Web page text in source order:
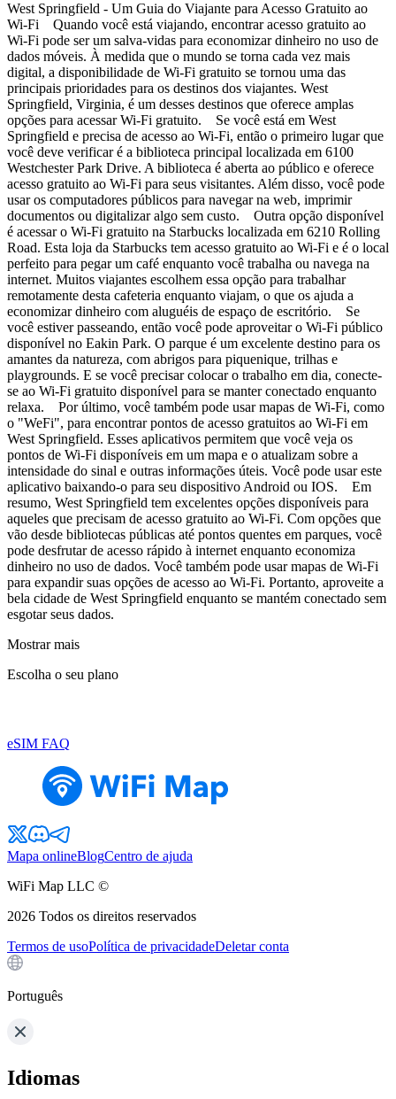
West Springfield - Um Guia do Viajante para Acesso Gratuito ao
Wi-Fi Quando você está viajando, encontrar acesso gratuito ao
Wi-Fi pode ser um salva-vidas para economizar dinheiro no uso de
dados móveis. À medida que o mundo se torna cada vez mais
digital, a disponibilidade de Wi-Fi gratuito se tornou uma das
principais prioridades para os destinos dos viajantes. West
Springfield, Virginia, é um desses destinos que oferece amplas
opções para acessar Wi-Fi gratuito. Se você está em West
Springfield e precisa de acesso ao Wi-Fi, então o primeiro lugar que
você deve verificar é a biblioteca principal localizada em 6100
Westchester Park Drive. A biblioteca é aberta ao público e oferece
acesso gratuito ao Wi-Fi para seus visitantes. Além disso, você pode
usar os computadores públicos para navegar na web, imprimir
documentos ou digitalizar algo sem custo. Outra opção disponível
é acessar o Wi-Fi gratuito na Starbucks localizada em 6210 Rolling
Road. Esta loja da Starbucks tem acesso gratuito ao Wi-Fi e é o local
perfeito para pegar um café enquanto você trabalha ou navega na
internet. Muitos viajantes escolhem essa opção para trabalhar
remotamente desta cafeteria enquanto viajam, o que os ajuda a
economizar dinheiro com aluguéis de espaço de escritório. Se
você estiver passeando, então você pode aproveitar o Wi-Fi público
disponível no Eakin Park. O parque é um excelente destino para os
amantes da natureza, com abrigos para piquenique, trilhas e
playgrounds. E se você precisar colocar o trabalho em dia, conecte-
se ao Wi-Fi gratuito disponível para se manter conectado enquanto
relaxa. Por último, você também pode usar mapas de Wi-Fi, como
o "WeFi", para encontrar pontos de acesso gratuitos ao Wi-Fi em
West Springfield. Esses aplicativos permitem que você veja os
pontos de Wi-Fi disponíveis em um mapa e o atualizam sobre a
intensidade do sinal e outras informações úteis. Você pode usar este
aplicativo baixando-o para seu dispositivo Android ou IOS. Em
resumo, West Springfield tem excelentes opções disponíveis para
aqueles que precisam de acesso gratuito ao Wi-Fi. Com opções que
vão desde bibliotecas públicas até pontos quentes em parques, você
pode desfrutar de acesso rápido à internet enquanto economiza
dinheiro no uso de dados. Você também pode usar mapas de Wi-Fi
para expandir suas opções de acesso ao Wi-Fi. Portanto, aproveite a
bela cidade de West Springfield enquanto se mantém conectado sem
esgotar seus dados.
Mostrar mais
Escolha o seu plano
eSIM FAQ
Mapa onlineBlogCentro de ajuda
WiFi Map LLC ©
2026 Todos os direitos reservados
Termos de usoPolítica de privacidadeDeletar conta
Português
Idiomas